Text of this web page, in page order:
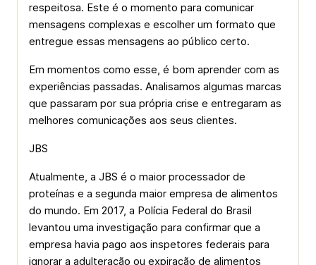
respeitosa. Este é o momento para comunicar
mensagens complexas e escolher um formato que
entregue essas mensagens ao público certo.
Em momentos como esse, é bom aprender com as
experiências passadas. Analisamos algumas marcas
que passaram por sua própria crise e entregaram as
melhores comunicações aos seus clientes.
JBS
Atualmente, a JBS é o maior processador de
proteínas e a segunda maior empresa de alimentos
do mundo. Em 2017, a Polícia Federal do Brasil
levantou uma investigação para confirmar que a
empresa havia pago aos inspetores federais para
ignorar a adulteração ou expiração de alimentos